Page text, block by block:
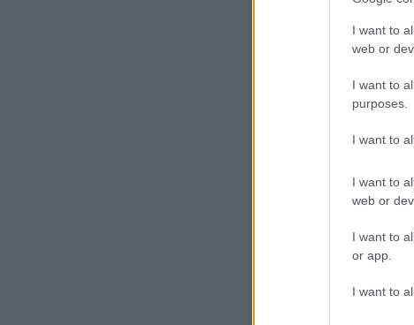
I want to
web or
I want to
purposes.
I want to
I want to
web or
I want to
or app.
I want to
DARÁZS